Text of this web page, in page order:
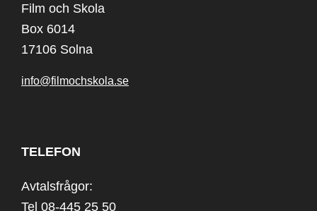
Film och Skola
Box 6014
17106 Solna
info@filmochskola.se
TELEFON
Avtalsfrågor:
Tel 08-445 25 50